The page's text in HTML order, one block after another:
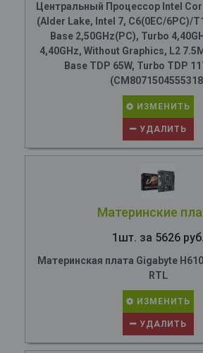
Центральный Процессор Intel
(Alder Lake, Intel 7, C6(0EC/6PC)/
Base 2,50GHz(PC), Turbo
4,40GHz, Without Graphics, L2
Base TDP 65W, Turbo TDP
ИЗМЕНИТЬ
УДАЛИТЬ
Материнские
1шт. за 5626 руб.
Материнская плата Gigabyte
RTL
ИЗМЕНИТЬ
УДАЛИТЬ